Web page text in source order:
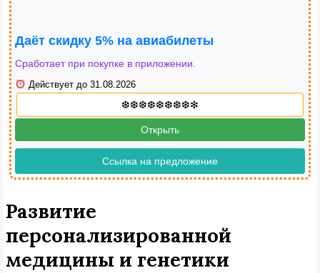
Даёт скидку 5% на авиабилеты
Сработает при покупке в приложении.
Действует до 31.08.2026
Открыть
Ссылка на предложение
Развитие
персонализированной
медицины и генетики